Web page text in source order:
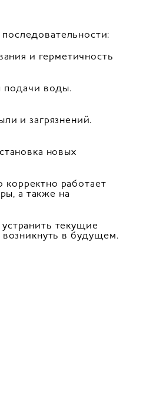
и герметичность
подачи воды.
и загрязнений.
новых
корректно работает
а также на
текущие
в будущем.